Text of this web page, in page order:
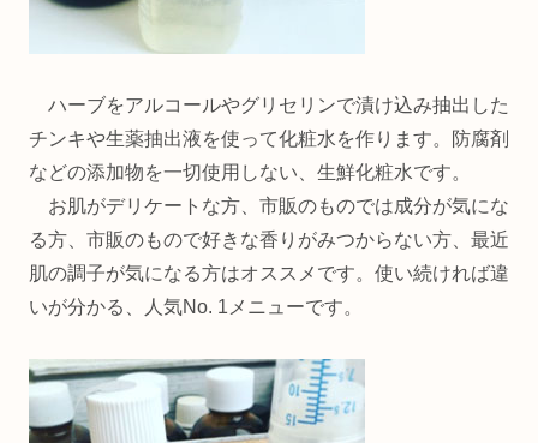
ハーブをアルコールやグリセリンで漬け込み抽出した
チンキや生薬抽出液を使って化粧水を作ります。防腐剤
などの添加物を一切使用しない、生鮮化粧水です。
お肌がデリケートな方、市販のものでは成分が気にな
る方、市販のもので好きな香りがみつからない方、最近
肌の調子が気になる方はオススメです。使い続ければ違
いが分かる、人気No. 1メニューです。